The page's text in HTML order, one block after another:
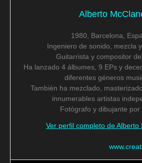
Alberto
1980, Barcelona,
Ingeniero de sonido, mezcla
Guitarrista y compositor de
Ha lanzado 4 álbumes, 9 EPs y
diferentes géneros
También ha mezclado,
innumerables artistas
Fotógrafo y dibujante por
Ver perfil completo de